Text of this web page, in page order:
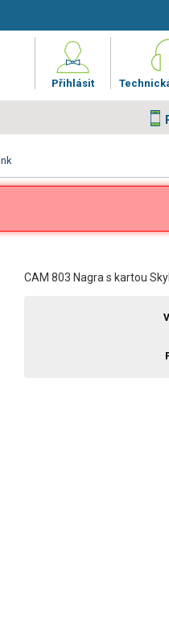
Přihlásit
CAM 803 Nagra s kartou